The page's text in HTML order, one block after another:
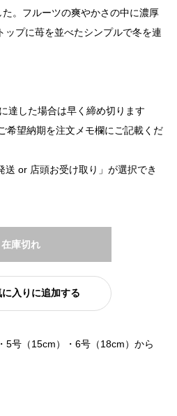
。フルーツの爽やかさの中に濃厚
ップに苺を並べたシンプルで冬を連
達した場合は早く締め切ります
希望納期を注文メモ欄にご記載くだ
送 or 店頭お受け取り」が選択でき
在庫切れ
に入りに追加する
5号（15cm）・6号（18cm）から